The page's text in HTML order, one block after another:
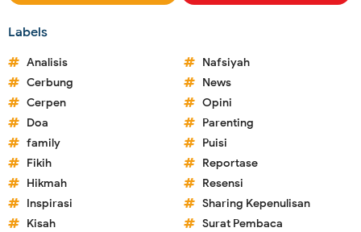
Labels
Analisis
Cerbung
Cerpen
Doa
family
Fikih
Hikmah
Inspirasi
Kisah
Nafsiyah
News
Opini
Parenting
Puisi
Reportase
Resensi
Sharing Kepenulisan
Surat Pembaca